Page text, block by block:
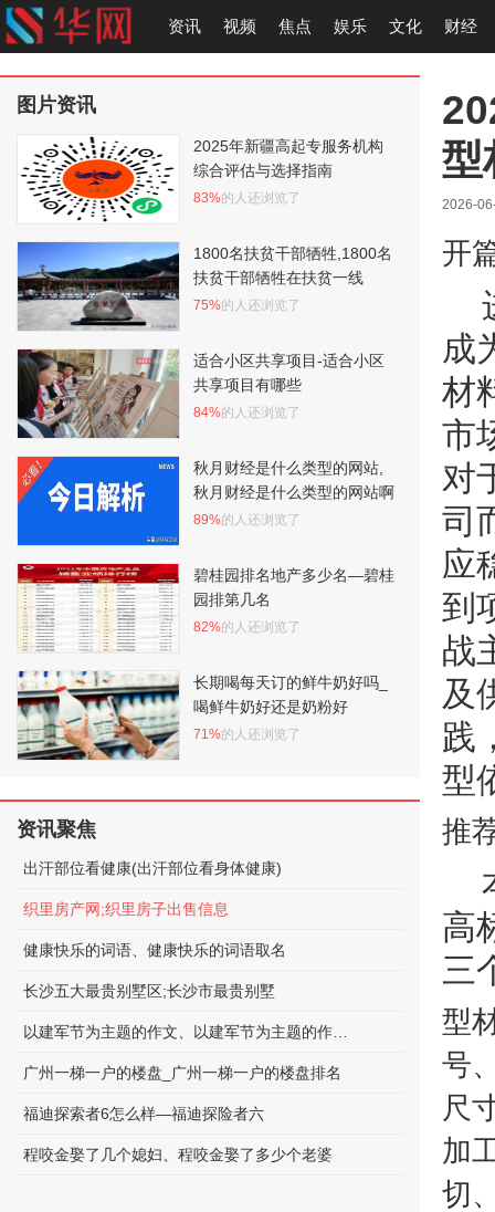
资讯 视频 焦点 娱乐 文化 财经
型
2026-
开
成
材
市
对
司
应
到
战
及
践
型
推
高
三
型
号
尺
加
切
图片资讯
2025年新疆高起专服务机构
综合评估与选择指南
83%的人还浏览了
1800名扶贫干部牺牲,1800名
扶贫干部牺牲在扶贫一线
75%的人还浏览了
适合小区共享项目-适合小区
共享项目有哪些
84%的人还浏览了
秋月财经是什么类型的网站,
秋月财经是什么类型的网站啊
89%的人还浏览了
碧桂园排名地产多少名—碧桂
园排第几名
82%的人还浏览了
长期喝每天订的鲜牛奶好吗_
喝鲜牛奶好还是奶粉好
71%的人还浏览了
资讯聚焦
出汗部位看健康(出汗部位看身体健康)
织里房产网;织里房子出售信息
健康快乐的词语、健康快乐的词语取名
长沙五大最贵别墅区;长沙市最贵别墅
广州一梯一户的楼盘_广州一梯一户的楼盘排名
福迪探索者6怎么样—福迪探险者六
程咬金娶了几个媳妇、程咬金娶了多少个老婆